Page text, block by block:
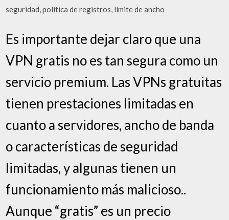
seguridad, política de registros, límite de ancho
Es importante dejar claro que una
VPN gratis no es tan segura como un
servicio premium. Las VPNs gratuitas
tienen prestaciones limitadas en
cuanto a servidores, ancho de banda
o características de seguridad
limitadas, y algunas tienen un
funcionamiento más malicioso..
Aunque “gratis” es un precio